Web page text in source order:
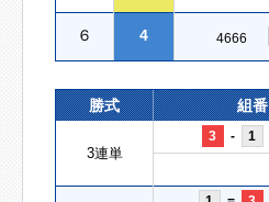
６ 4 4666
勝式 組番
3連単
3 - 1